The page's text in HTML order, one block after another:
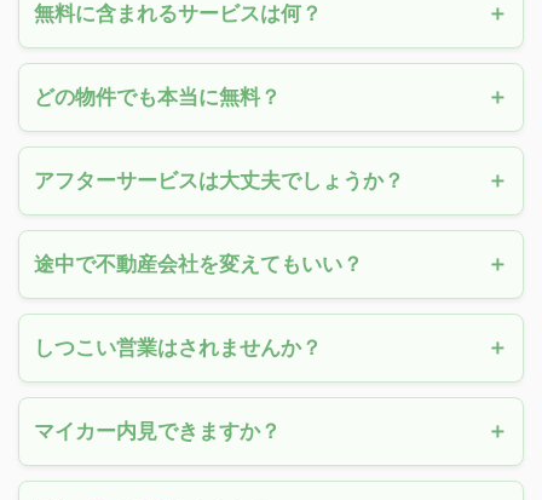
無料に含まれるサービスは何？
どの物件でも本当に無料？
アフターサービスは大丈夫でしょうか？
途中で不動産会社を変えてもいい？
しつこい営業はされませんか？
マイカー内見できますか？